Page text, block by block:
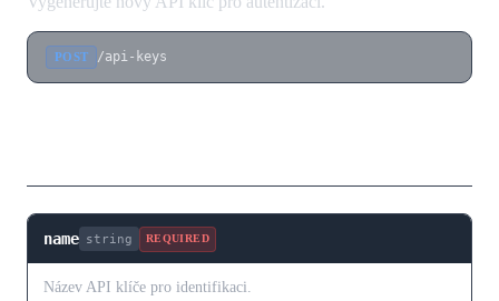
POST /api-keys
name string REQUIRED
Název API klíče pro identifikaci.